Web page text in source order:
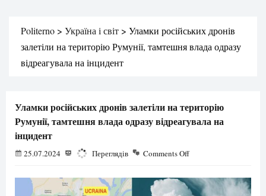
Politerno > Україна і світ > Уламки російських дронів
залетіли на територію Румунії, тамтешня влада одразу
відреагувала на інцидент
Уламки російських дронів залетіли на територію
Румунії, тамтешня влада одразу відреагувала на
інцидент
25.07.2024 1023 Переглядів Comments Off